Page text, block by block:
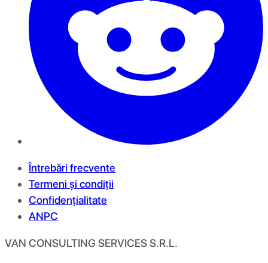
Întrebări frecvente
Termeni și condiții
Confidențialitate
ANPC
VAN CONSULTING SERVICES S.R.L.